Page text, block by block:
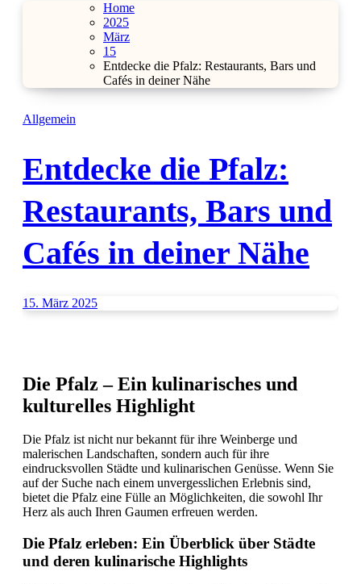
Home
2025
März
15
Entdecke die Pfalz: Restaurants, Bars und
Cafés in deiner Nähe
Allgemein
Entdecke die Pfalz:
Restaurants, Bars und
Cafés in deiner Nähe
15. März 2025
Die Pfalz – Ein kulinarisches und
kulturelles Highlight
Die Pfalz ist nicht nur bekannt für ihre Weinberge und
malerischen Landschaften, sondern auch für ihre
eindrucksvollen Städte und kulinarischen Genüsse. Wenn Sie
auf der Suche nach einem unvergesslichen Erlebnis sind,
bietet die Pfalz eine Fülle an Möglichkeiten, die sowohl Ihr
Herz als auch Ihren Gaumen erfreuen werden.
Die Pfalz erleben: Ein Überblick über Städte
und deren kulinarische Highlights